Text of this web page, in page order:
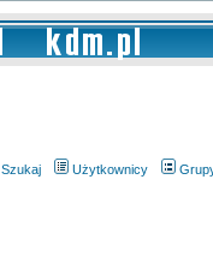
Szukaj Użytkownicy